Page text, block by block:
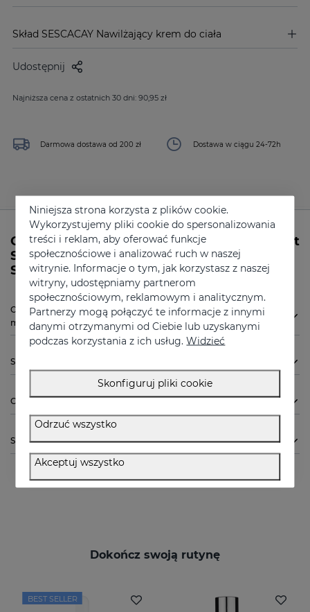
Skład SESCACAY Nawilżający krem do ciała
Udostępnij
Najniższa cena z ostatnich 30 dni: 90,95 zł
Darmowa dostawa od 200 zł Dostawa w ciągu 24-72h
Czy potrzebujesz więcej informacji na temat
SESCACAY Nawilżający krem do ciała firmy
Sesderma?
Czy SESCACAY Nawilżający krem do ciała od Sesderma jest dla
mnie odpowiednia?
Sposób użycia
Chcę wiedzieć więcej
Składniki
Dokończ swoją rutynę
BEST SELLER
Niniejsza strona korzysta z plików cookie.
Wykorzystujemy pliki cookie do spersonalizowania
treści i reklam, aby oferować funkcje
społecznościowe i analizować ruch w naszej
witrynie. Informacje o tym, jak korzystasz z naszej
witryny, udostępniamy partnerom
społecznościowym, reklamowym i analitycznym.
Partnerzy mogą połączyć te informacje z innymi
danymi otrzymanymi od Ciebie lub uzyskanymi
podczas korzystania z ich usług.Widzieć
Skonfiguruj pliki cookie
Odrzuć wszystko
Akceptuj wszystko